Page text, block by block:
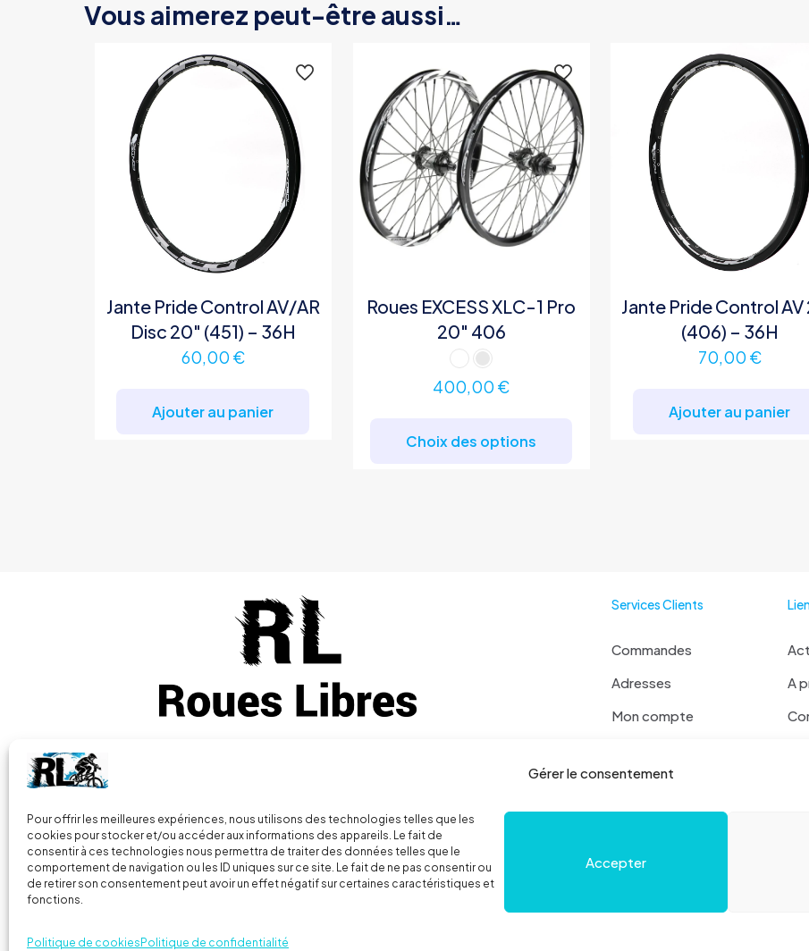
Gérer le consentement
Pour offrir les meilleures expériences, nous utilisons des technologies telles que les
cookies pour stocker et/ou accéder aux informations des appareils. Le fait de
consentir à ces technologies nous permettra de traiter des données telles que le
comportement de navigation ou les ID uniques sur ce site. Le fait de ne pas consentir ou
de retirer son consentement peut avoir un effet négatif sur certaines caractéristiques et
fonctions.
Accepter
Politique de cookies Politique de confidentialité
Vous aimerez peut-être aussi…
Jante Pride Control AV/AR
Disc 20″ (451) – 36H
60,00 €
Ajouter au panier
Roues EXCESS XLC-1 Pro
20″ 406
400,00 €
Choix des options
choisies
produit
Jante Pride Control AV
(406) – 36H
70,00 €
Ajouter au panier
Vous avez des questions ? Contactez moi !
+33 (0) 7 86 36 78 52
2 Parc de la Presle, 70160 Faverney
France
Services Clients
Commandes
Adresses
Mon compte
Se déconnecter
Politique de cookies
A